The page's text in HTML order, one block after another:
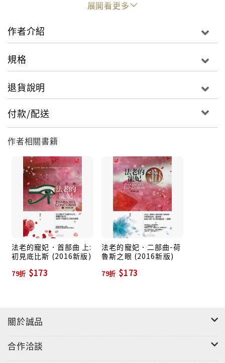
一只哥哥所送的黃金鐲，意外地穿越時空來到了三千年
前的古埃及，遇上了當時的攝政王子——拉美西斯。拉
美西斯強硬地將艾薇留在身邊，只因他已深深為她著
感，只因她知道身處於兩個時空的人，結局注定只能是
落，正當她徬徨之際，拉美西斯竟送給她一只黃金鐲，
那黃金鐲跟之前哥哥送給她，讓她穿越時空的一模一
樣！艾薇在已然控制不了自己的心的時候，毅然決然地
戴上了黃金鐲，黃金鐲果真又一次帶著她穿越時空，回
到了現代──
怎料！回到現代之後，艾薇發現，埃及的歷史竟因她這
個假的「奈菲爾塔利」，而有了重大的改變！為了讓歷
史修正回到正軌，這讓她有了藉口，再次回到古代，再
次回到「那個人」的身邊……
展開看更多
作者介紹
規格
退貨說明
付款/配送
作者相關書籍
法老的寵妃．首部曲 上:
初見底比斯 (2016新版)
79折 $173
法老的寵妃．二部曲-荷
魯斯之眼 (2016新版)
79折 $173
關於誠品
合作洽談